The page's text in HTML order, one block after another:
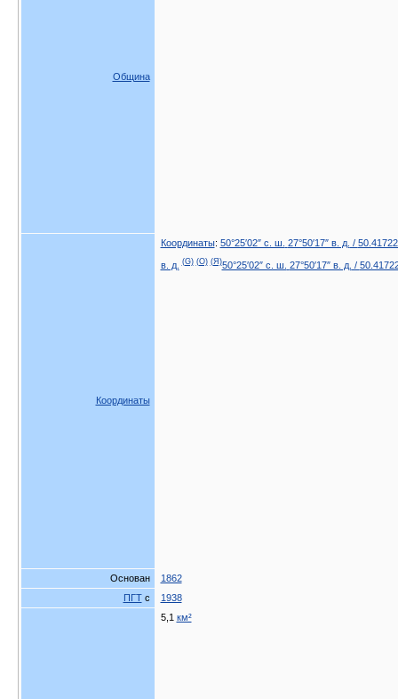
Община
Координаты
Координаты: 50°25′02″ с. ш. 27°50′17″ в. д. /
в. д. (G) (O) (Я)50°25′02″ с. ш. 27°50′17″ в. д. /
Основан
1862
ПГТс 1938
5,1 км²